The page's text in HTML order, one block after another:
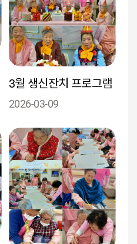
3월 생신잔치 프로그램
2026-03-09